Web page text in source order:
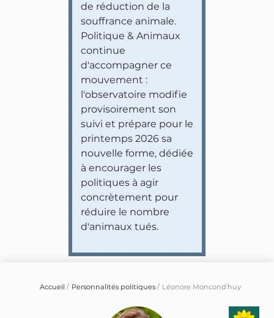
de réduction de la
souffrance animale.
Politique & Animaux
continue
d'accompagner ce
mouvement :
l'observatoire modifie
provisoirement son
suivi et prépare pour le
printemps 2026 sa
nouvelle forme, dédiée
à encourager les
politiques à agir
concrètement pour
réduire le nombre
d'animaux tués.
Accueil Personnalités politiques Léonore Moncond'huy